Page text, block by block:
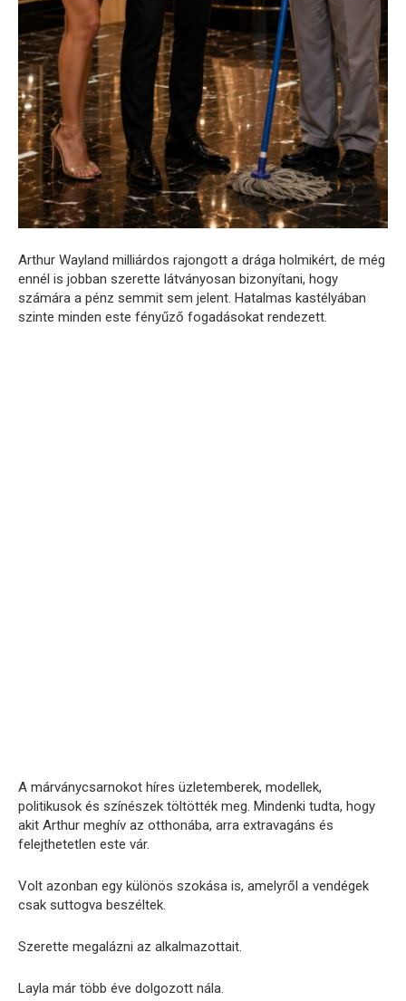
Arthur Wayland milliárdos rajongott a drága holmikért, de még
ennél is jobban szerette látványosan bizonyítani, hogy
számára a pénz semmit sem jelent. Hatalmas kastélyában
szinte minden este fényűző fogadásokat rendezett.
A márványcsarnokot híres üzletemberek, modellek,
politikusok és színészek töltötték meg. Mindenki tudta, hogy
akit Arthur meghív az otthonába, arra extravagáns és
felejthetetlen este vár.
Volt azonban egy különös szokása is, amelyről a vendégek
csak suttogva beszéltek.
Szerette megalázni az alkalmazottait.
Layla már több éve dolgozott nála.